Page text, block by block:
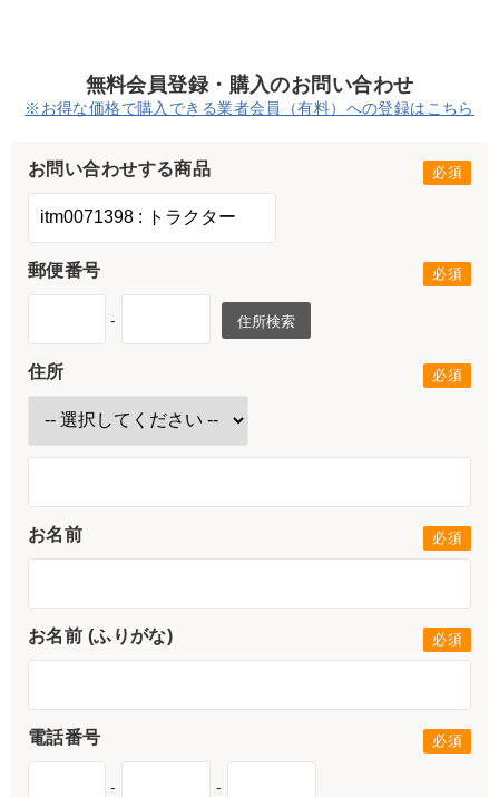
無料会員登録・購入のお問い合わせ
※お得な価格で購入できる業者会員（有料）への登録はこちら
お問い合わせする商品
郵便番号
- 住所検索
住所
お名前
お名前 (ふりがな)
電話番号
- -